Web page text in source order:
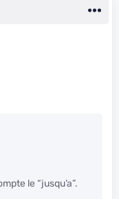
le “jusqu’a”.